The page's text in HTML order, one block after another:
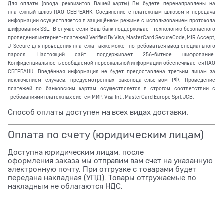
Для оплаты (ввода реквизитов Вашей карты) Вы будете перенаправлены на
платёжный шлюз ПАО СБЕРБАНК. Соединение с платёжным шлюзом и передача
информации осуществляется в защищённом режиме с использованием протокола
шифрования SSL. В случае если Ваш банк поддерживает технологию безопасного
проведения интернет-платежей Verified By Visa, MasterCard SecureCode, MIR Accept,
J-Secure для проведения платежа также может потребоваться ввод специального
пароля. Настоящий сайт поддерживает 256-битное шифрование.
Конфиденциальность сообщаемой персональной информации обеспечивается ПАО
СБЕРБАНК. Введённая информация не будет предоставлена третьим лицам за
исключением случаев, предусмотренных законодательством РФ. Проведение
платежей по банковским картам осуществляется в строгом соответствии с
требованиями платёжных систем МИР, Visa Int., MasterCard Europe Sprl, JCB.
Способ оплаты доступен на всех видах доставки.
Оплата по счету (юридическим лицам)
Доступна юридическим лицам, после
оформления заказа мы отправим вам счет на указанную
электронную почту. При отгрузке с товарами будет
передана накладная (УПД). Товары отгружаемые по
накладным не облагаются НДС.